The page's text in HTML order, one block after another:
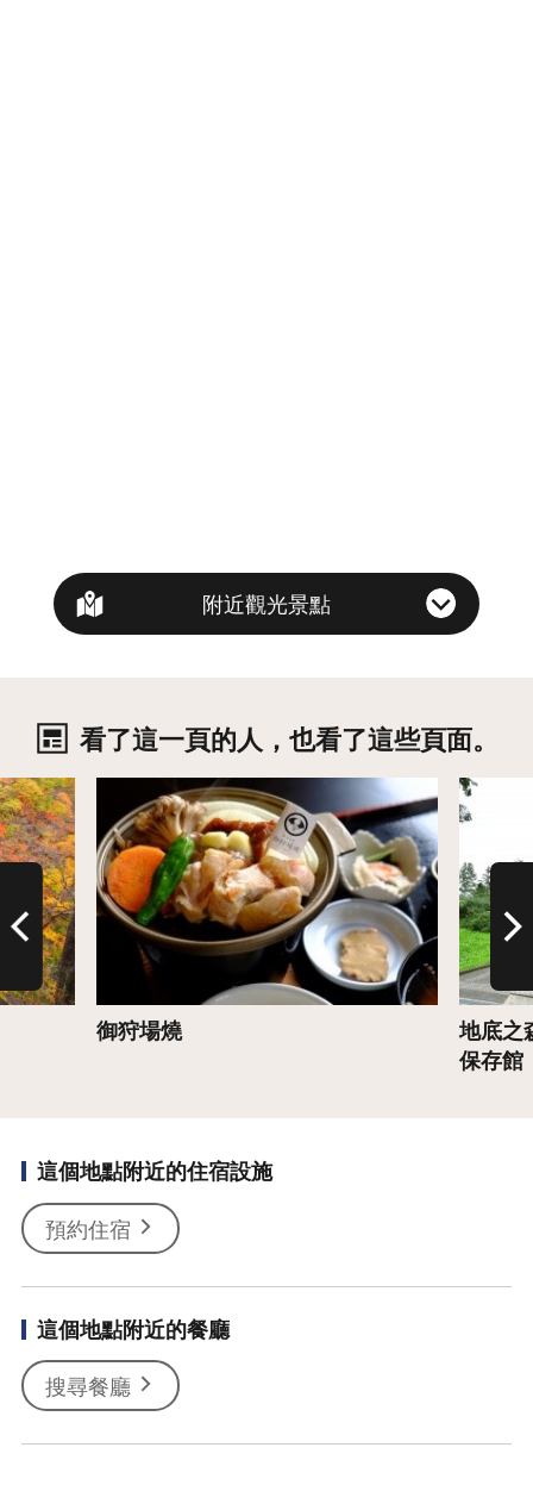
附近觀光景點
看了這一頁的人，也看了這些頁面。
御狩場燒
地底之
保存館
詳情
這個地點附近的住宿設施
預約住宿
這個地點附近的餐廳
搜尋餐廳